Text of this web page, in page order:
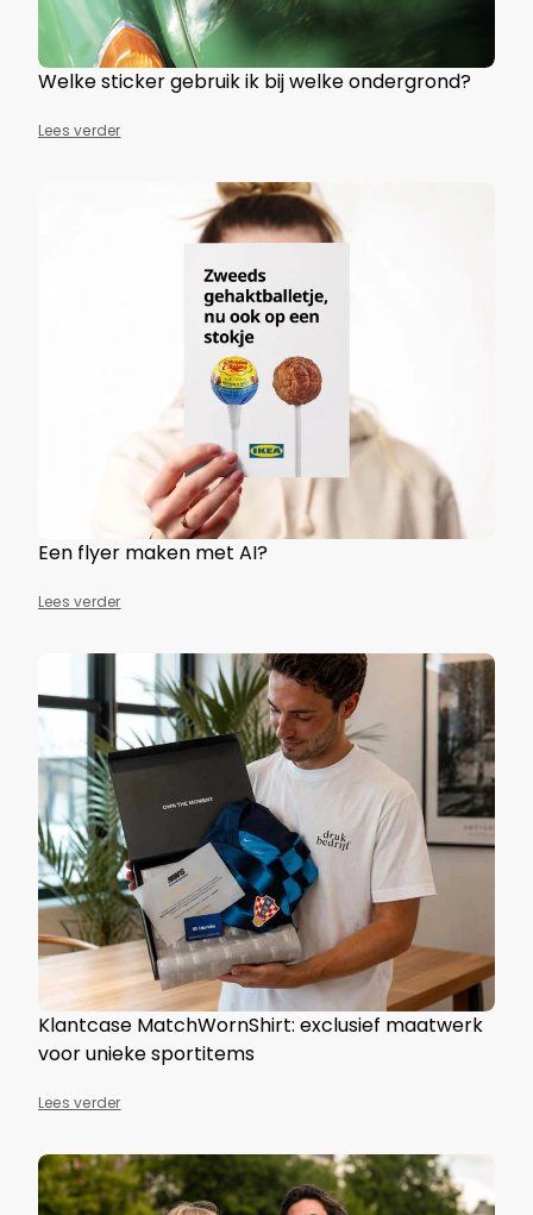
Welke sticker gebruik ik bij welke ondergrond?
Lees verder
Een flyer maken met AI?
Lees verder
Klantcase MatchWornShirt: exclusief maatwerk
voor unieke sportitems
Lees verder